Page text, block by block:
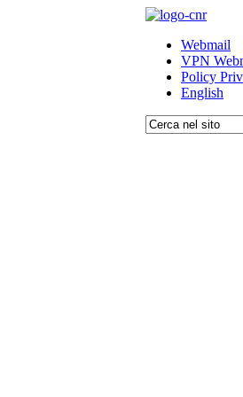
Webmail
VPN
Policy
English